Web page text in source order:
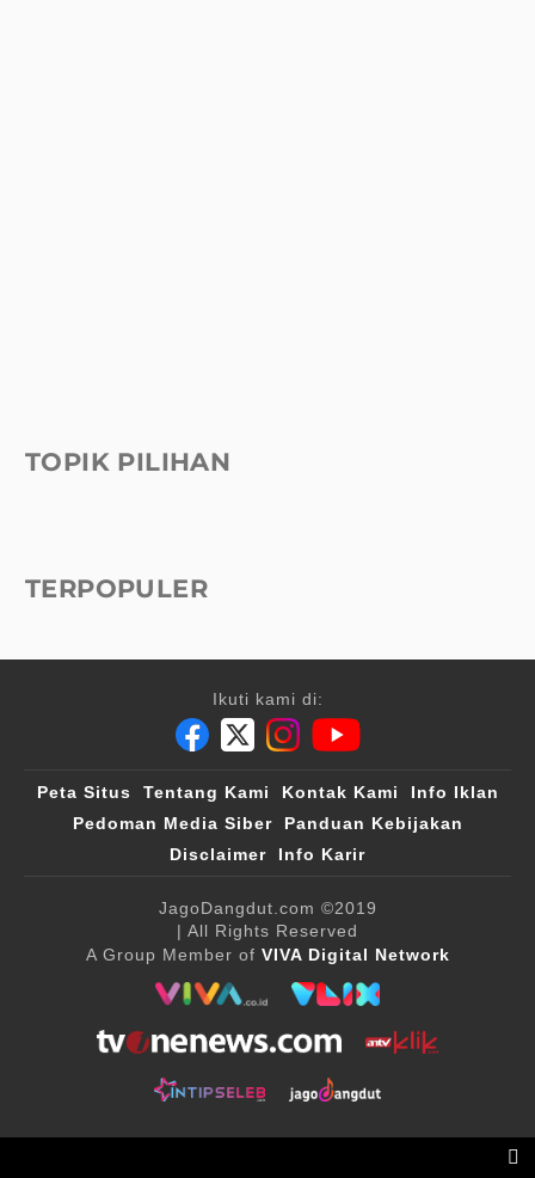
TOPIK PILIHAN
TERPOPULER
Ikuti kami di:
Peta Situs Tentang Kami Kontak Kami
Info Iklan
Pedoman Media Siber
Panduan Kebijakan
Disclaimer
Info Karir
JagoDangdut.com ©2019
| All Rights Reserved
A Group Member of VIVA Digital Network
